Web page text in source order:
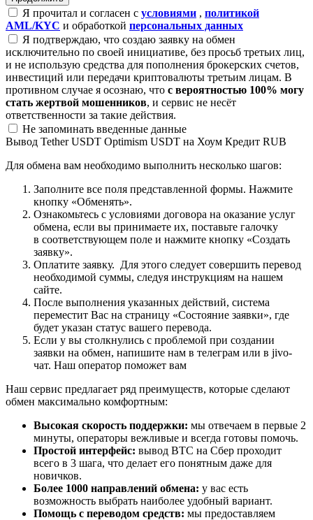
Я прочитал и согласен с условиями , политикой
AML/KYC и обработкой персональных данных
Я подтверждаю, что создаю заявку на обмен
исключительно по своей инициативе, без просьб третьих лиц,
и не использую средства для пополнения брокерских счетов,
инвестиций или передачи криптовалюты третьим лицам. В
противном случае я осознаю, что с вероятностью 100% могу
стать жертвой мошенников, и сервис не несёт
ответственности за такие действия.
Не запоминать введенные данные
Вывод Tether USDT Optimism USDT на Хоум Кредит RUB
Для обмена вам необходимо выполнить несколько шагов:
Заполните все поля представленной формы. Нажмите
кнопку «Обменять».
Ознакомьтесь с условиями договора на оказание услуг
обмена, если вы принимаете их, поставьте галочку
в соответствующем поле и нажмите кнопку «Создать
заявку».
Оплатите заявку. Для этого следует совершить перевод
необходимой суммы, следуя инструкциям на нашем
сайте.
После выполнения указанных действий, система
переместит Вас на страницу «Состояние заявки», где
будет указан статус вашего перевода.
Если у вы столкнулись с проблемой при создании
заявки на обмен, напишите нам в телеграм или в jivo-
чат. Наш оператор поможет вам
Наш сервис предлагает ряд преимуществ, которые сделают
обмен максимально комфортным:
Высокая скорость поддержки: мы отвечаем в первые 2
минуты, операторы вежливые и всегда готовы помочь.
Простой интерфейс: вывод BTC на Сбер проходит
всего в 3 шага, что делает его понятным даже для
новичков.
Более 1000 направлений обмена: у вас есть
возможность выбрать наиболее удобный вариант.
Помощь с переводом средств: мы предоставляем